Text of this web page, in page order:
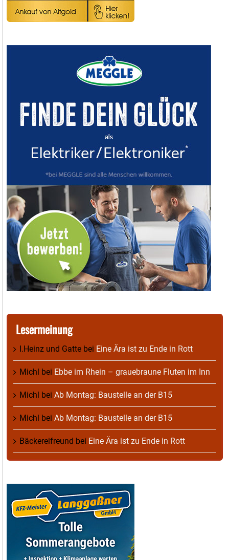
Lesermeinung
I.Heinz und Gatte bei Eine Ära ist zu Ende in Rott
Michl bei Ebbe im Rhein – grauebraune Fluten im Inn
Michl bei Ab Montag: Baustelle an der B15
Michl bei Ab Montag: Baustelle an der B15
Bäckereifreund bei Eine Ära ist zu Ende in Rott